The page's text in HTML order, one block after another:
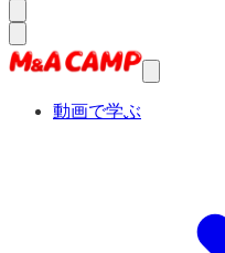
動画で学ぶ